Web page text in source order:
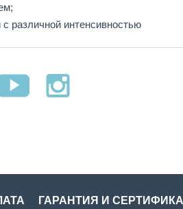
с различной интенсивностью
ГАРАНТИЯ И